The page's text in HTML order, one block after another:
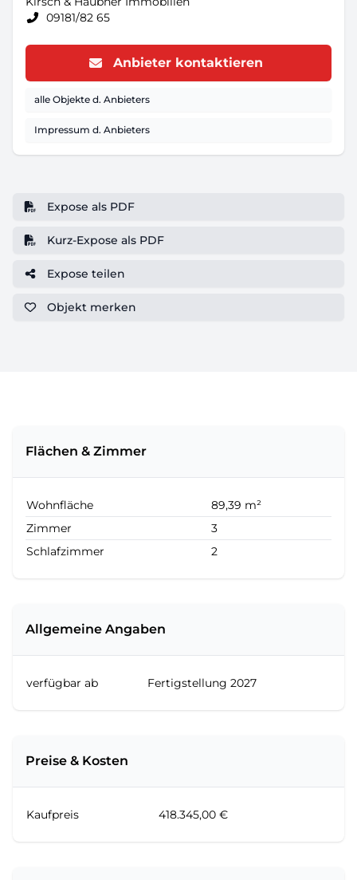
09181/82 65
Anbieter kontaktieren
alle Objekte d. Anbieters
Impressum d. Anbieters
Expose als PDF
Kurz-Expose als PDF
Expose teilen
Objekt merken
Flächen & Zimmer
Wohnfläche
89,39 m²
Zimmer
3
Schlafzimmer
2
Allgemeine Angaben
verfügbar ab Fertigstellung 2027
Preise & Kosten
Kaufpreis 418.345,00 €